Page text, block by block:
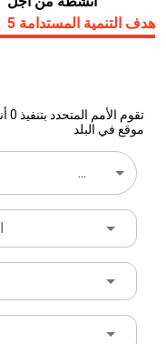
هدف التنمية المستدامة 5
موقع في البلد
...